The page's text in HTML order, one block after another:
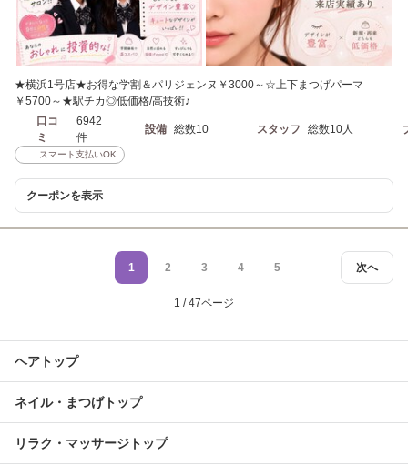
★横浜1号店★お得な学割＆パリジェンヌ￥3000～☆上下まつげパーマ
￥5700～★駅チカ◎低価格/高技術♪
口コ
ミ
6942
件
設備 総数10 スタッフ 総数10人
スマート支払いOK
クーポンを表示
次へ
1 2 3 4 5
1 / 47ページ
ヘアトップ
ネイル・まつげトップ
リラク・マッサージトップ